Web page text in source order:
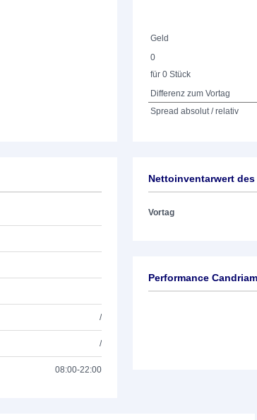
Geld
0
für 0 Stück
Differenz zum Vortag
Spread absolut / relativ
/
/
08:00-22:00
Nettoinventarwert
Vortag
Performance